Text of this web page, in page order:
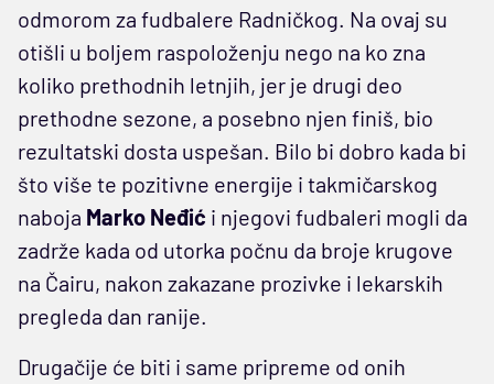
odmorom za fudbalere Radničkog. Na ovaj su
otišli u boljem raspoloženju nego na ko zna
koliko prethodnih letnjih, jer je drugi deo
prethodne sezone, a posebno njen finiš, bio
rezultatski dosta uspešan. Bilo bi dobro kada bi
što više te pozitivne energije i takmičarskog
naboja Marko Neđić i njegovi fudbaleri mogli da
zadrže kada od utorka počnu da broje krugove
na Čairu, nakon zakazane prozivke i lekarskih
pregleda dan ranije.
Drugačije će biti i same pripreme od onih